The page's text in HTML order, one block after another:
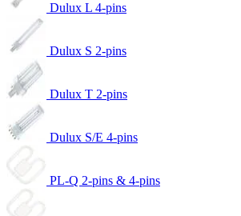
Dulux L 4-pins
Dulux S 2-pins
Dulux T 2-pins
Dulux S/E 4-pins
PL-Q 2-pins & 4-pins